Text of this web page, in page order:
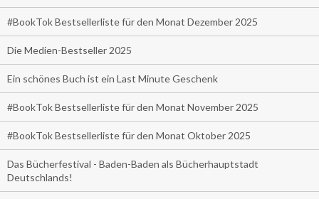
#BookTok Bestsellerliste für den Monat Dezember 2025
Die Medien-Bestseller 2025
Ein schönes Buch ist ein Last Minute Geschenk
#BookTok Bestsellerliste für den Monat November 2025
#BookTok Bestsellerliste für den Monat Oktober 2025
Das Bücherfestival - Baden-Baden als Bücherhauptstadt
Deutschlands!